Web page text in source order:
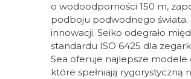
o wodoodporności 150 m,
podboju podwodnego
innowacji. Seiko odegrało
standardu ISO 6425 dla
Sea oferuje najlepsze modele
które spełniają rygorystyczną